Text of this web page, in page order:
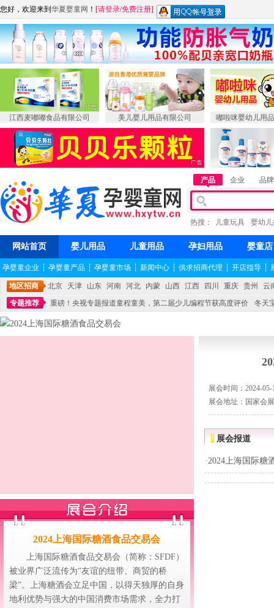
您好，欢迎来到 华夏婴童网 ！ [请登录/免费注册]
江西麦嘟嘟食品有限公司 美儿婴儿用品有限公司 嘟啦咪婴幼儿用
产品 企业 品牌
热搜： 儿童玩具 婴幼
网站首页 婴儿用品 儿童用品 孕妇用品 婴童店
孕婴童企业 ┆ 孕婴童产品 ┆ 孕婴童市场 ┆ 新闻中心 ┆ 供求招商代理 ┆ 开店指导 ┆
地区招商 北京 天津 山东 河南 河北 内蒙 山西 江西 四川 重庆 贵州
云
专题推荐
重磅！央视专题报道童程童美，第二届少儿编程节获高度评价
冬天
不能再单纯地销售产品,而要向增强服务转型,毕竟母婴产品比较特殊。”
2024上海国际糖酒食品交易会
上海国际糖酒食品交易会（简称：SFDF）
被业界广泛流传为“友谊的纽带、商贸的桥
梁”。上海糖酒会立足中国，以得天独厚的自身
地利优势与强大的中国消费市场需求，全力打
展会时间：2024-05-
展会地址：国家会
展会报道
·2024上海国际糖